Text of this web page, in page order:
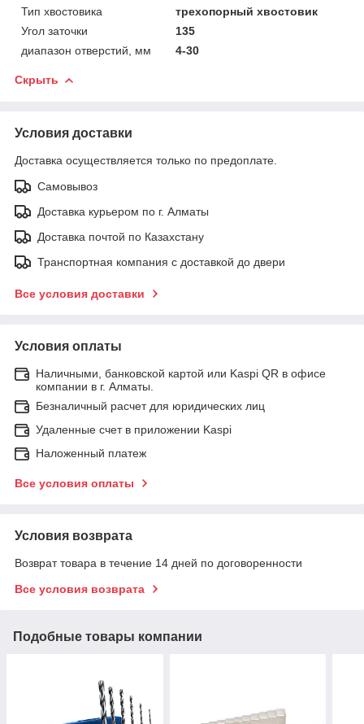
Тип хвостовика
трехопорный хвостовик
Угол заточки
135
диапазон отверстий, мм
4-30
Скрыть
Условия доставки
Доставка осуществляется только по предоплате.
Самовывоз
Доставка курьером по г. Алматы
Доставка почтой по Казахстану
Транспортная компания с доставкой до двери
Все условия доставки
Условия оплаты
Наличными, банковской картой или Kaspi QR в офисе
компании в г. Алматы.
Безналичный расчет для юридических лиц
Удаленные счет в приложении Kaspi
Наложенный платеж
Все условия оплаты
Условия возврата
Возврат товара в течение 14 дней по договоренности
Все условия возврата
Подобные товары компании